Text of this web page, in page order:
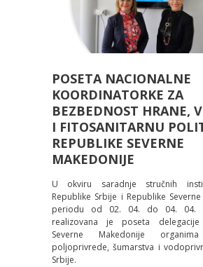
POSETA NACIONALNE
KOORDINATORKE ZA
BEZBEDNOST HRANE,
I FITOSANITARNU
REPUBLIKE SEVERNE
MAKEDONIJE
U okviru saradnje stručnih
Republike Srbije i Republike
periodu od 02. 04. do 04. 04.
realizovana je poseta
Severne Makedonije
poljoprivrede, šumarstva i
Srbije.